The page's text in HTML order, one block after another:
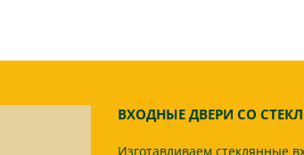
ВХОДНЫЕ ДВЕРИ СО
Изготавливаем стеклянные